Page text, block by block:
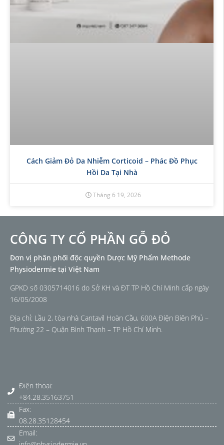
Cách Giảm Đỏ Da Nhiễm Corticoid – Phác Đồ Phục
Hồi Da Tại Nhà
Tháng 6 19, 2026
CÔNG TY CỔ PHẦN GỖ ĐỎ
Đơn vị phân phối độc quyền Dược Mỹ Phẩm Methode
Physiodermie tại Việt Nam
GPKD số 0305714016 do Sở KH và ĐT TP Hồ Chí Minh cấp ngày
16/05/2008
Địa chỉ: Lầu 2, tòa nhà Cantavil Hoàn Cầu, 600A Điện Biên Phủ –
Phường 22 – Quận Bình Thạnh – TP Hồ Chí Minh.
Điện thoại:
+84.28.35163751
Fax:
08.28.35128454
Email: